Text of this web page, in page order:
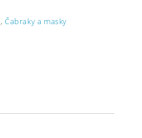
,Čabraky a masky